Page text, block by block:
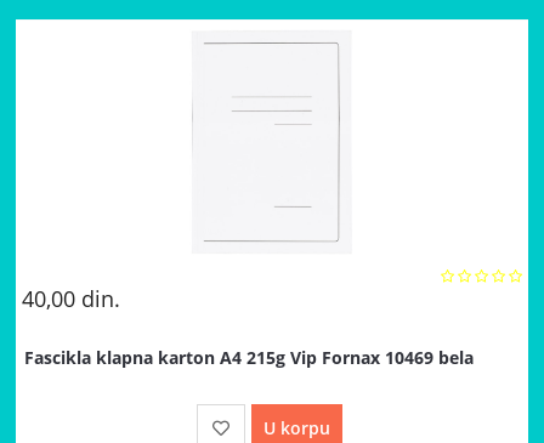
40,00 din.
Fascikla klapna karton A4 215g Vip Fornax 10469 bela
U korpu